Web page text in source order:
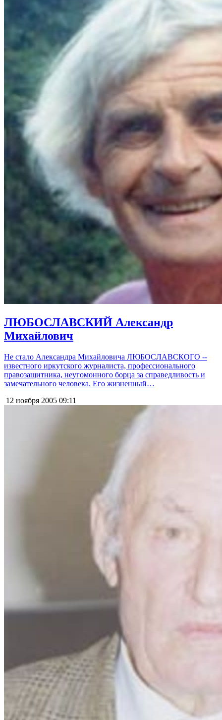
ЛЮБОСЛАВСКИЙ Александр
Михайлович
Не стало Александра Михайловича ЛЮБОСЛАВСКОГО --
известного иркутского журналиста, профессионального
правозащитника, неугомонного борца за справедливость и
замечательного человека. Его жизненный…
12 ноября 2005 09:11